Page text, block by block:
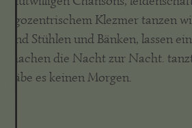
egozentrischem Klezmer tanzen
und Stühlen und Bänken, lassen
machen die Nacht zur Nacht.
gäbe es keinen Morgen.